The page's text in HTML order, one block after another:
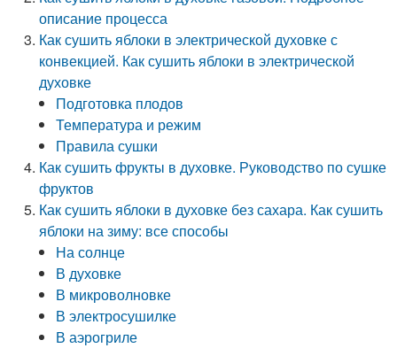
описание процесса
Как сушить яблоки в электрической духовке с
конвекцией. Как сушить яблоки в электрической
духовке
Подготовка плодов
Температура и режим
Правила сушки
Как сушить фрукты в духовке. Руководство по сушке
фруктов
Как сушить яблоки в духовке без сахара. Как сушить
яблоки на зиму: все способы
На солнце
В духовке
В микроволновке
В электросушилке
В аэрогриле